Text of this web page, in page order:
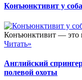
Конъюнктивит у
Конъюнктивит — это
Читать»
Английский
полевой охоты